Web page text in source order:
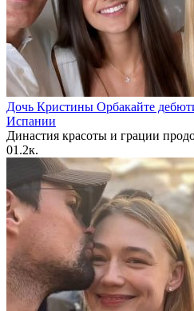
Дочь Кристины Орбакайте
Испании
Династия красоты и грации
01.2к.